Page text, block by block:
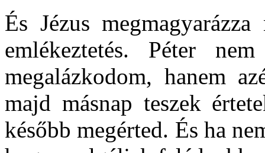
És Jézus
emlékeztetés. Péter
megalázkodom, hanem
majd másnap teszek
később megérted. És ha